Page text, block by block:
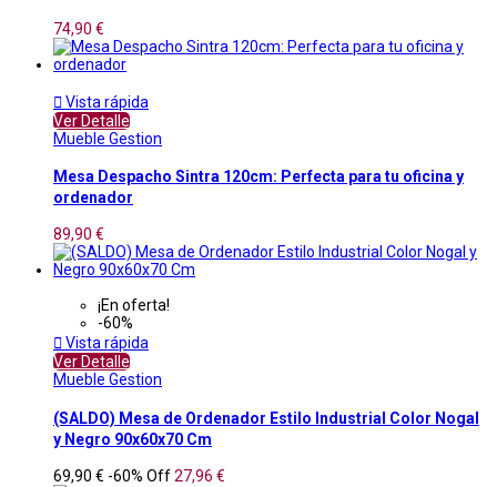
74,90 €
 Vista rápida
Ver Detalle
Mueble Gestion
Mesa Despacho Sintra 120cm: Perfecta para tu oficina y
ordenador
89,90 €
¡En oferta!
-60%
 Vista rápida
Ver Detalle
Mueble Gestion
(SALDO) Mesa de Ordenador Estilo Industrial Color Nogal
y Negro 90x60x70 Cm
69,90 € -60% Off27,96 €